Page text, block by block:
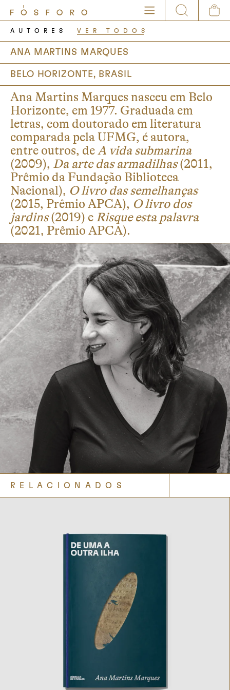
AUTORES VER TODOS
ANA MARTINS MARQUES
BELO HORIZONTE, BRASIL
Ana Martins Marques nasceu em Belo
Horizonte, em 1977. Graduada em
letras, com doutorado em literatura
comparada pela UFMG, é autora,
entre outros, deA vida submarina
(2009), Da arte das armadilhas(2011,
Prêmio da Fundação Biblioteca
Nacional), O livro das semelhanças
(2015, Prêmio APCA), O livro dos
jardins(2019) e Risque esta palavra
(2021, Prêmio APCA).
RELACIONADOS